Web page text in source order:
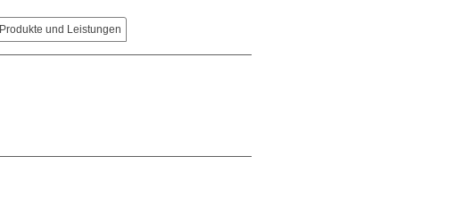
Produkte und Leistungen